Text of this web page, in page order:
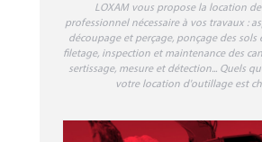
LOXAM vous propose la location
professionnel nécessaire à vos travaux :
découpage et perçage, ponçage des sols
filetage, inspection et maintenance des
sertissage, mesure et détection... Quels
votre location d'outillage est